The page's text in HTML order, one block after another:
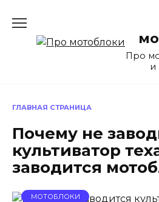
содержанию
Про
и
ГЛАВНАЯ СТРАНИЦА
Почему не
культиватор
заводится
МОТОБЛОКИ